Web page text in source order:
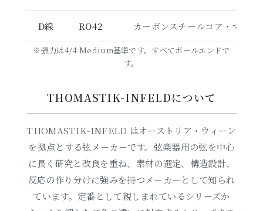
D線 RO42 カーボンスチールコア・マルチ
※張力は4/4 Medium基準です。すべてボールエンドで
す。
THOMASTIK-INFELDについて
THOMASTIK-INFELD はオーストリア・ウィーン
を拠点とする弦メーカーです。弦楽器用の弦を中心
に長く研究と改良を重ね、素材の選定、構造設計、
反応の作り分けに強みを持つメーカーとして知られ
ています。定番として親しまれているシリーズか